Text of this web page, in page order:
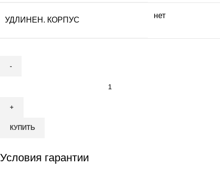
УДЛИНЕН. КОРПУС
нет
Септик
ёмк
КУПИТЬ
Условия гарантии